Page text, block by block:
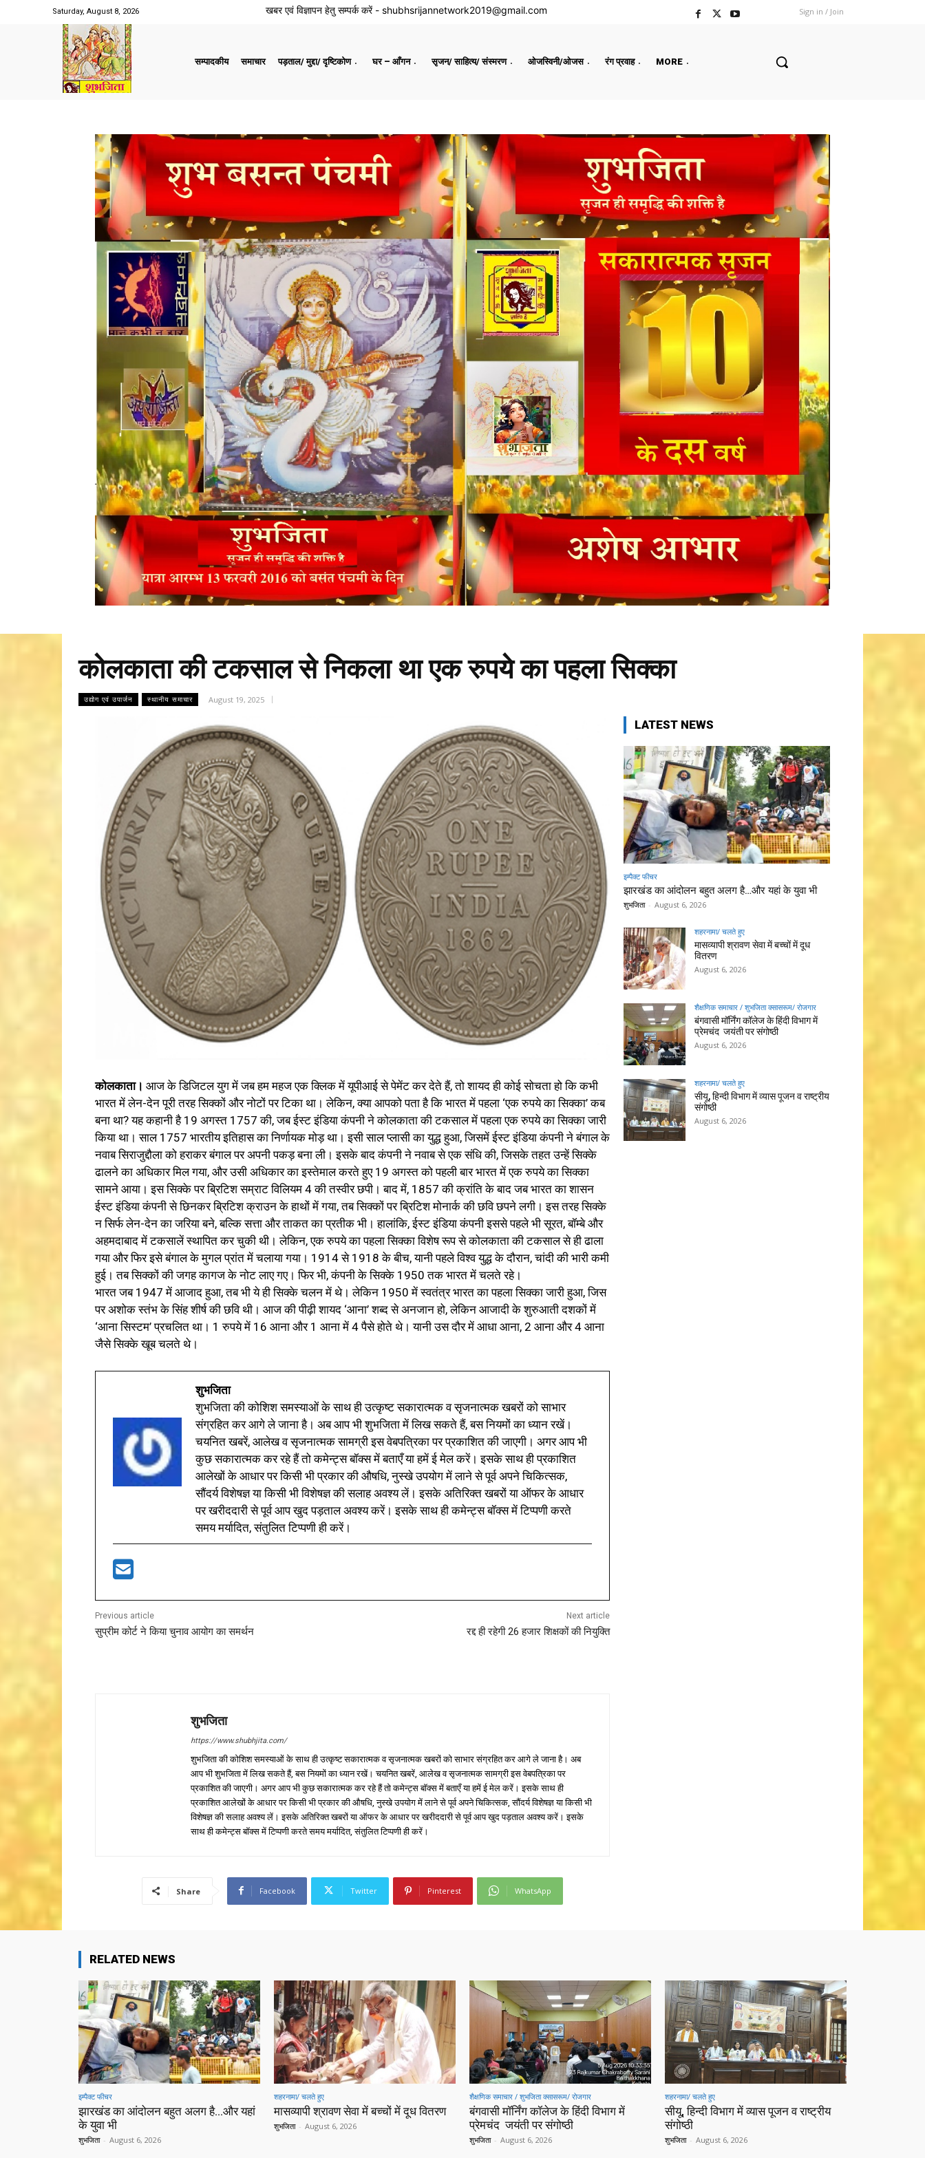
Saturday, August 8, 2026 खबर एवं विज्ञापन हेतु सम्पर्क करें - shubhsrijannetwork2019@gmail.com Sign in / Join
सम्पादकीय समाचार पड़ताल/ मुद्दा/ दृष्टिकोण घर – आँगन सृजन/ साहित्य/ संस्मरण ओजस्विनी/ओजस रंग प्रवाह MORE
कोलकाता की टकसाल से निकला था एक रुपये का पहला सिक्का
उद्योग एवं उपार्जन स्थानीय समाचार August 19, 2025
कोलकाता। आज के डिजिटल युग में जब हम महज एक क्लिक में यूपीआई से पेमेंट कर देते हैं, तो शायद ही कोई सोचता हो कि कभी
भारत में लेन-देन पूरी तरह सिक्कों और नोटों पर टिका था। लेकिन, क्या आपको पता है कि भारत में पहला ‘एक रुपये का सिक्का’ कब
बना था? यह कहानी है 19 अगस्त 1757 की, जब ईस्ट इंडिया कंपनी ने कोलकाता की टकसाल में पहला एक रुपये का सिक्का जारी
किया था। साल 1757 भारतीय इतिहास का निर्णायक मोड़ था। इसी साल प्लासी का युद्ध हुआ, जिसमें ईस्ट इंडिया कंपनी ने बंगाल के
नवाब सिराजुद्दौला को हराकर बंगाल पर अपनी पकड़ बना ली। इसके बाद कंपनी ने नवाब से एक संधि की, जिसके तहत उन्हें सिक्के
ढालने का अधिकार मिल गया, और उसी अधिकार का इस्तेमाल करते हुए 19 अगस्त को पहली बार भारत में एक रुपये का सिक्का
सामने आया। इस सिक्के पर ब्रिटिश सम्राट विलियम 4 की तस्वीर छपी। बाद में, 1857 की क्रांति के बाद जब भारत का शासन
ईस्ट इंडिया कंपनी से छिनकर ब्रिटिश क्राउन के हाथों में गया, तब सिक्कों पर ब्रिटिश मोनार्क की छवि छपने लगी। इस तरह सिक्के
न सिर्फ लेन-देन का जरिया बने, बल्कि सत्ता और ताकत का प्रतीक भी। हालांकि, ईस्ट इंडिया कंपनी इससे पहले भी सूरत, बॉम्बे और
अहमदाबाद में टकसालें स्थापित कर चुकी थी। लेकिन, एक रुपये का पहला सिक्का विशेष रूप से कोलकाता की टकसाल से ही ढाला
गया और फिर इसे बंगाल के मुगल प्रांत में चलाया गया। 1914 से 1918 के बीच, यानी पहले विश्व युद्ध के दौरान, चांदी की भारी कमी
हुई। तब सिक्कों की जगह कागज के नोट लाए गए। फिर भी, कंपनी के सिक्के 1950 तक भारत में चलते रहे।
भारत जब 1947 में आजाद हुआ, तब भी ये ही सिक्के चलन में थे। लेकिन 1950 में स्वतंत्र भारत का पहला सिक्का जारी हुआ, जिस
पर अशोक स्तंभ के सिंह शीर्ष की छवि थी। आज की पीढ़ी शायद ‘आना’ शब्द से अनजान हो, लेकिन आजादी के शुरुआती दशकों में
‘आना सिस्टम’ प्रचलित था। 1 रुपये में 16 आना और 1 आना में 4 पैसे होते थे। यानी उस दौर में आधा आना, 2 आना और 4 आना
जैसे सिक्के खूब चलते थे।
शुभजिता
शुभजिता की कोशिश समस्याओं के साथ ही उत्कृष्ट सकारात्मक व सृजनात्मक खबरों को साभार
संग्रहित कर आगे ले जाना है। अब आप भी शुभजिता में लिख सकते हैं, बस नियमों का ध्यान रखें।
चयनित खबरें, आलेख व सृजनात्मक सामग्री इस वेबपत्रिका पर प्रकाशित की जाएगी। अगर आप भी
कुछ सकारात्मक कर रहे हैं तो कमेन्ट्स बॉक्स में बताएँ या हमें ई मेल करें। इसके साथ ही प्रकाशित
आलेखों के आधार पर किसी भी प्रकार की औषधि, नुस्खे उपयोग में लाने से पूर्व अपने चिकित्सक,
सौंदर्य विशेषज्ञ या किसी भी विशेषज्ञ की सलाह अवश्य लें। इसके अतिरिक्त खबरों या ऑफर के आधार
पर खरीददारी से पूर्व आप खुद पड़ताल अवश्य करें। इसके साथ ही कमेन्ट्स बॉक्स में टिप्पणी करते
समय मर्यादित, संतुलित टिप्पणी ही करें।
Previous article
सुप्रीम कोर्ट ने किया चुनाव आयोग का समर्थन
Next article
रद्द ही रहेगी 26 हजार शिक्षकों की नियुक्ति
शुभजिता
https://www.shubhjita.com/
शुभजिता की कोशिश समस्याओं के साथ ही उत्कृष्ट सकारात्मक व सृजनात्मक खबरों को साभार संग्रहित कर आगे ले जाना है। अब
आप भी शुभजिता में लिख सकते हैं, बस नियमों का ध्यान रखें। चयनित खबरें, आलेख व सृजनात्मक सामग्री इस वेबपत्रिका पर
प्रकाशित की जाएगी। अगर आप भी कुछ सकारात्मक कर रहे हैं तो कमेन्ट्स बॉक्स में बताएँ या हमें ई मेल करें। इसके साथ ही
प्रकाशित आलेखों के आधार पर किसी भी प्रकार की औषधि, नुस्खे उपयोग में लाने से पूर्व अपने चिकित्सक, सौंदर्य विशेषज्ञ या किसी भी
विशेषज्ञ की सलाह अवश्य लें। इसके अतिरिक्त खबरों या ऑफर के आधार पर खरीददारी से पूर्व आप खुद पड़ताल अवश्य करें। इसके
साथ ही कमेन्ट्स बॉक्स में टिप्पणी करते समय मर्यादित, संतुलित टिप्पणी ही करें।
Share Facebook Twitter Pinterest WhatsApp
LATEST NEWS
इम्पैक्ट फीचर
झारखंड का आंदोलन बहुत अलग है…और यहां के युवा भी
शुभजिता - August 6, 2026
शहरनामा/ चलते हुए
मासव्यापी श्रावण सेवा में बच्चों में दूध
वितरण
August 6, 2026
शैक्षणिक समाचार / शुभजिता क्सासरूम/ रोजगार
बंगवासी मॉर्निंग कॉलेज के हिंदी विभाग में
प्रेमचंद जयंती पर संगोष्ठी
August 6, 2026
शहरनामा/ चलते हुए
सीयू, हिन्दी विभाग में व्यास पूजन व राष्ट्रीय
संगोष्ठी
August 6, 2026
RELATED NEWS
इम्पैक्ट फीचर
झारखंड का आंदोलन बहुत अलग है…और यहां
के युवा भी
शुभजिता - August 6, 2026
शहरनामा/ चलते हुए
मासव्यापी श्रावण सेवा में बच्चों में दूध वितरण
शुभजिता - August 6, 2026
शैक्षणिक समाचार / शुभजिता क्सासरूम/ रोजगार
बंगवासी मॉर्निंग कॉलेज के हिंदी विभाग में
प्रेमचंद जयंती पर संगोष्ठी
शुभजिता - August 6, 2026
शहरनामा/ चलते हुए
सीयू, हिन्दी विभाग में व्यास पूजन व राष्ट्रीय
संगोष्ठी
शुभजिता - August 6, 2026